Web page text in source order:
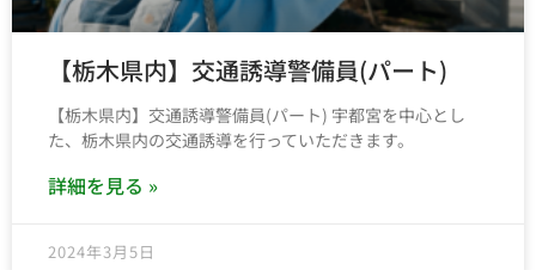
【栃木県内】交通誘導警備員(パート)
【栃木県内】交通誘導警備員(パート) 宇都宮を中心とし
た、栃木県内の交通誘導を行っていただきます。
詳細を見る »
2024年3月5日